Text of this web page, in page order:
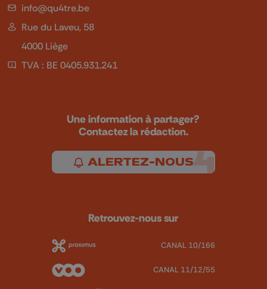
info@qu4tre.be
Rue du Laveu, 58
4000 Liège
TVA : BE 0405.931.241
Une information à partager?
Contactez la rédaction.
ALERTEZ-NOUS
Retrouvez-nous sur
CANAL 10/166
CANAL 11/12/55